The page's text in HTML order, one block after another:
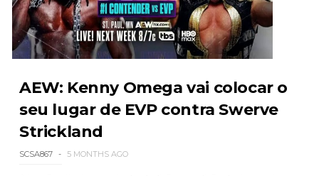
WWE Monday Night Raw 03 Aug 2026
Unknown-Aug 04 2026
AEW: Kenny Omega vai colocar o
seu lugar de EVP contra Swerve
Strickland
SCSA867 5 MONTHS AGO